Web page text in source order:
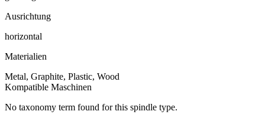
Ausrichtung
horizontal
Materialien
Metal, Graphite, Plastic, Wood
Kompatible Maschinen
No taxonomy term found for this spindle type.